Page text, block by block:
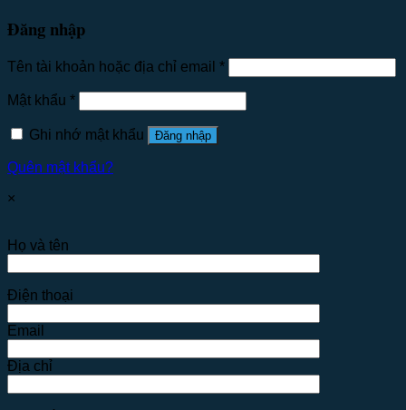
Đăng nhập
Tên tài khoản hoặc địa chỉ email *
Mật khẩu *
Ghi nhớ mật khẩu Đăng nhập
Quên mật khẩu?
×
Họ và tên
Điện thoại
Email
Địa chỉ